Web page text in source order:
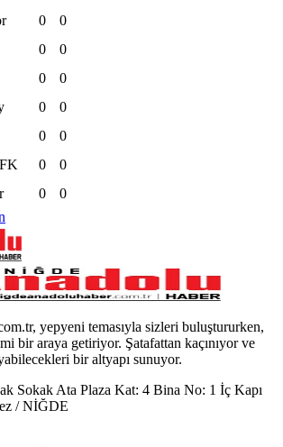
0
0
0
0
0
0
0
0
0
0
0
0
0
0
yepyeni temasıyla sizleri buluştururken,
bir araya getiriyor. Şatafattan kaçınıyor ve
bir altyapı sunuyor.
Sokak Ata Plaza Kat: 4 Bina No: 1 İç Kapı
/ NİĞDE